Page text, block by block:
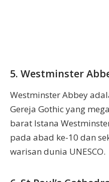
5. Westminster
Westminster Abbey
Gereja Gothic yang
barat Istana
pada abad ke-10 dan
warisan dunia UNESCO.